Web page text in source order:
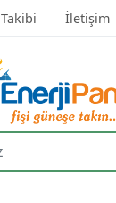
İletişim